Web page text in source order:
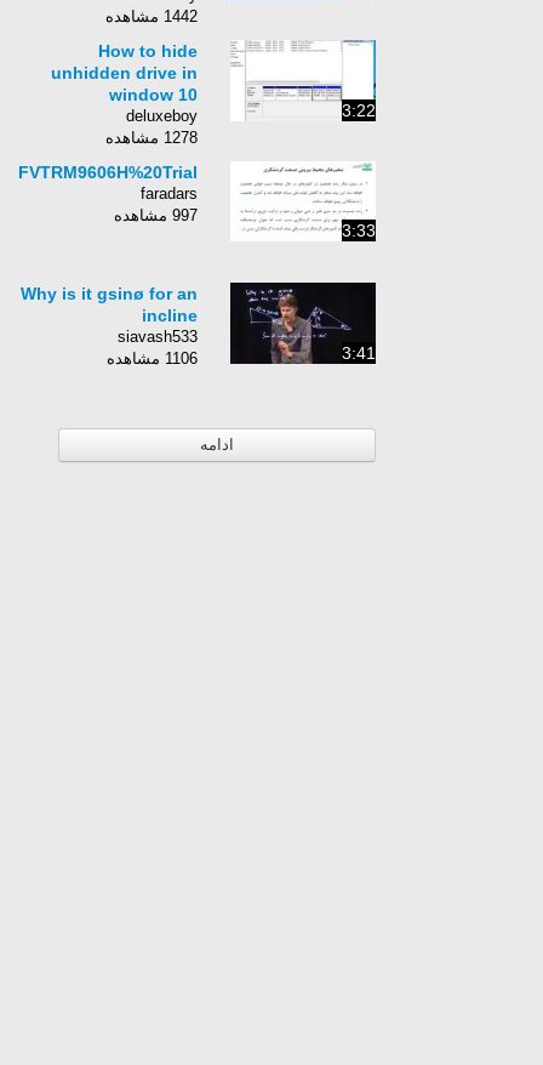
1442 مشاهده
3:22
How to hide
unhidden drive in
window 10
deluxeboy
1278 مشاهده
3:33
FVTRM9606H%20Trial
faradars
997 مشاهده
3:41
Why is it gsinø for an
incline
siavash533
1106 مشاهده
ادامه